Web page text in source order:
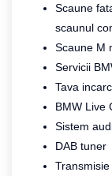
Scaune
scaunul
Scaune M
Servicii
Tava
BMW Live
Sistem
DAB tuner